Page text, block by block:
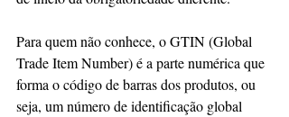
Para quem não conhece, o GTIN (Global
Trade Item Number) é a parte numérica que
forma o código de barras dos produtos, ou
seja, um número de identificação global